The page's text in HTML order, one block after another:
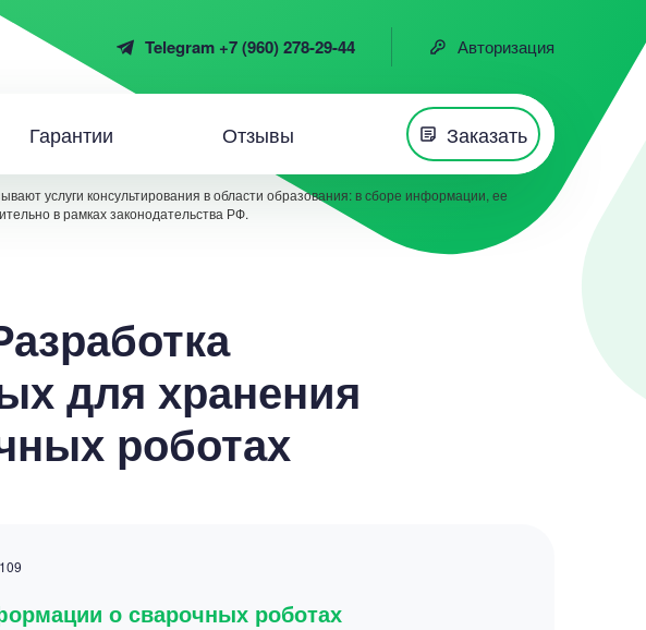
Telegram +7 (960) 278-29-44 Авторизация
Гарантии Отзывы Заказать
услуги консультирования в области образования: в сборе информации, ее
в рамках законодательства РФ.
для хранения
роботах
о сварочных роботах